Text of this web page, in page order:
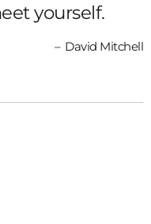
yourself.
David Mitchell